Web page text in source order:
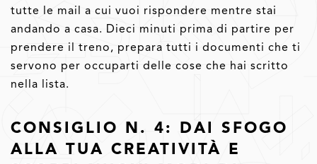
tutte le mail a cui vuoi rispondere mentre stai
andando a casa. Dieci minuti prima di partire per
prendere il treno, prepara tutti i documenti che ti
servono per occuparti delle cose che hai scritto
nella lista.
CONSIGLIO N. 4: DAI SFOGO
ALLA TUA CREATIVITÀ E